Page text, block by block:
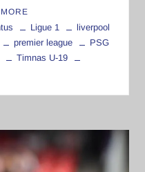
Ligue 1
liverpool
premier league
PSG
Timnas U-19